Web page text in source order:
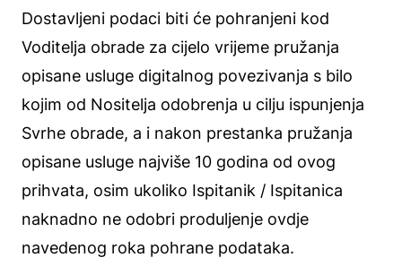
Dostavljeni podaci biti će pohranjeni kod
Voditelja obrade za cijelo vrijeme pružanja
opisane usluge digitalnog povezivanja s bilo
kojim od Nositelja odobrenja u cilju ispunjenja
Svrhe obrade, a i nakon prestanka pružanja
opisane usluge najviše 10 godina od ovog
prihvata, osim ukoliko Ispitanik / Ispitanica
naknadno ne odobri produljenje ovdje
navedenog roka pohrane podataka.